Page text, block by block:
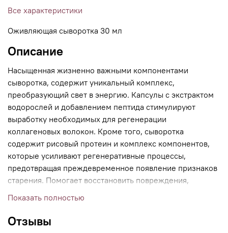
Все характеристики
Оживляющая сыворотка 30 мл
Описание
Насыщенная жизненно важными компонентами
сыворотка, содержит уникальный комплекс,
преобразующий свет в энергию. Капсулы с экстрактом
водорослей и добавлением пептида стимулируют
выработку необходимых для регенерации
коллагеновых волокон. Кроме того, сыворотка
содержит рисовый протеин и комплекс компонентов,
которые усиливают регенеративные процессы,
предотвращая преждевременное появление признаков
старения. Помогает восстановить повреждения,
вызванные фотостарением, насыщает кожу
фибробластов, придает коже свежий и отдохнувший
Показать полностью
Отзывы